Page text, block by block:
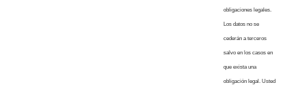
obligaciones legales.
Los datos no se
cederán a terceros
salvo en los casos en
que exista una
obligación legal. Usted